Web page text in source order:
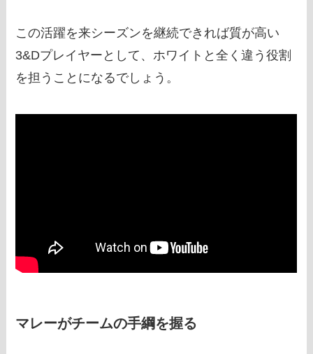
この活躍を来シーズンを継続できれば質が高い
3&Dプレイヤーとして、ホワイトと全く違う役割
を担うことになるでしょう。
マレーがチームの手綱を握る